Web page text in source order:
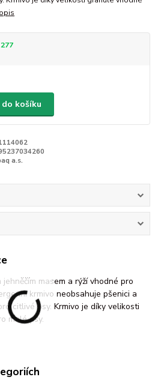
košíku
a.s.
masem a rýží vhodné pro
krmivo neobsahuje pšenici a
citlivé psy. Krmivo je díky velikosti
malé psy.